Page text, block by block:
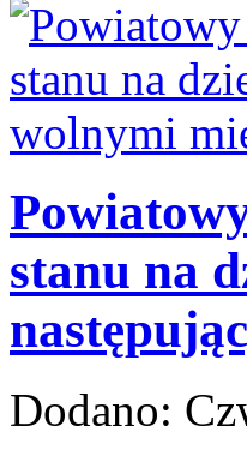
stanu na
Dodano: